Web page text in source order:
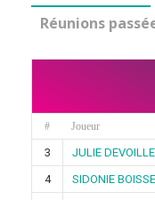
Réunions
# Joueur
3 JULIE DEVOILLE
4
SIDONIE